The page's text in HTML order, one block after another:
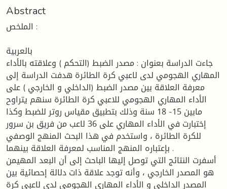
Abstract
الملخص :
بالعربية
جاءت الدراسة بعنوان : مصدر الضبط (التحكم ) وعلاقته بالأداء
المهاري الهجومي لدى لاعبي كرة الطائرة هدفت الدراسة إلى
معرفة العلاقة بين مصدر الضبط (الداخلي و الخارجي ) على
الأداء المهاري الهجومي للاعبي كرة الطائرة سنهم يتراوح
مابين 15- 18 سنة وذلك بتطبيق مقياس روتر للضبط وكذا
إختبارت في الأداء المهاري على 36 لاعب من فريق بن سرور
للكرة الطائرة ، واستخدم في هذا البحث المنهج الوصفي
بإعتباره المنهج المناسب لمعرفة العلاقة بينهما .
أسفرت النتائج التي توصل إليها الباحث إلى أن البعد المهيمن
هو المصدر الخارجي ، وأنه توجد علاقة ذات دلالة إحصائية بين
المصدر الداخلي و الأداء المهاري الهجومي لدى لاعبي كرة